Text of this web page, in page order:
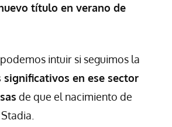
título en verano de
intuir si seguimos la
significativos en ese sector
de que el nacimiento de